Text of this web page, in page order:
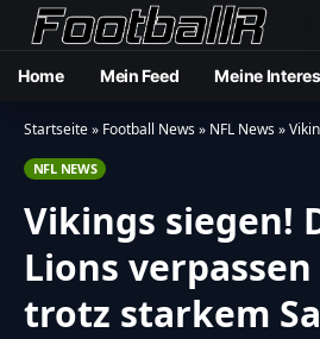
Home Mein Feed Meine
Startseite» Football News» NFL News»Vikings
NFL NEWS
Vikings siegen!
Lions
trotz starkem